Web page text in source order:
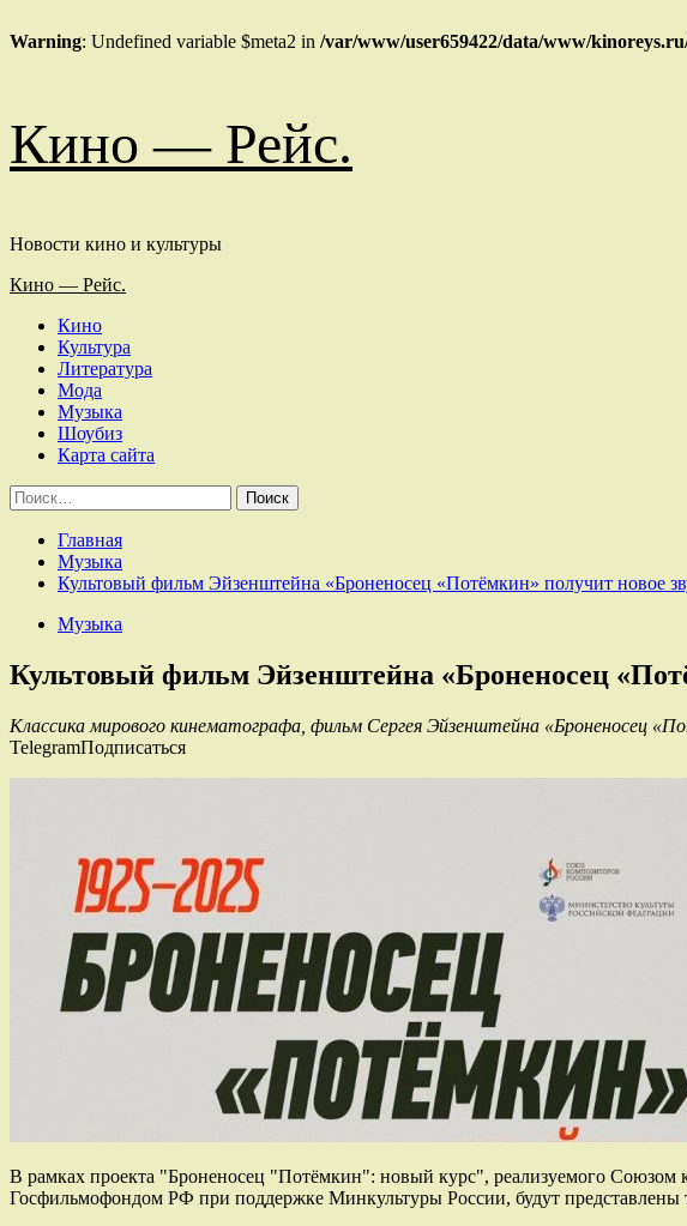
Warning: Undefined variable $meta2 in /var/www/user659422/data/www/
содержимому
Кино — Рейс.
Новости кино и культуры
Основное
Кино — Рейс.
Кино
Культура
Литература
Мода
Музыка
Шоубиз
Карта сайта
Найти:
Главная
Музыка
Культовый фильм Эйзенштейна «Броненосец «Потёмкин» получит новое
Музыка
Культовый фильм Эйзенштейна «Броненосец
Классика мирового кинематографа, фильм Сергея Эйзенштейна «Броненосец
TelegramПодписаться
В рамках проекта "Броненосец "Потёмкин": новый курс", реализуемого
Госфильмофондом РФ при поддержке Минкультуры России, будут